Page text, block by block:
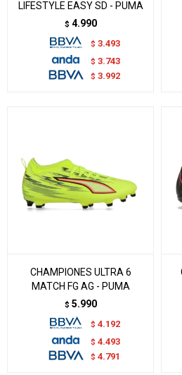
LIFESTYLE EASY SD - PUMA
$ 4.990
$ 3.493
$ 3.743
$ 3.992
CHAMPIONES ULTRA 6
MATCH FG AG - PUMA
$ 5.990
$ 4.192
$ 4.493
$ 4.791